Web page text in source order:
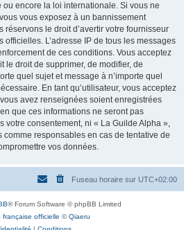
encore la loi internationale. Si vous ne
vous exposez à un bannissement
réservons le droit d’avertir votre fournisseur
officielles. L’adresse IP de tous les messages
de ces conditions. Vous acceptez
le droit de supprimer, de modifier, de
quel sujet et message à n’importe quel
En tant qu’utilisateur, vous acceptez
avez renseignées soient enregistrées
que ces informations ne seront pas
votre consentement, ni « La Guilde Alpha »,
responsables en cas de tentative de
vos données.
Fuseau horaire sur UTC+02:00
® Forum Software © phpBB Limited
française officielle ©Qiaeru